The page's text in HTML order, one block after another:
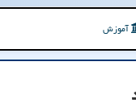
آموزش